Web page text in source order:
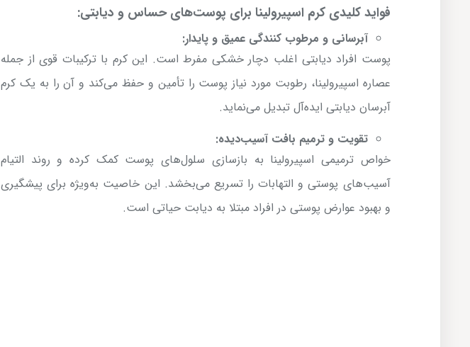
فواید کلیدی کرم اسپیرولینا برای پوست‌های حساس و دیابتی:
آبرسانی و مرطوب کنندگی عمیق و پایدار:
پوست افراد دیابتی اغلب دچار خشکی مفرط است. این کرم با ترکیبات قوی از جمله
عصاره اسپیرولینا، رطوبت مورد نیاز پوست را تأمین و حفظ می‌کند و آن را به یک کرم
آبرسان دیابتی ایده‌آل تبدیل می‌نماید.
تقویت و ترمیم بافت آسیب‌دیده:
خواص ترمیمی اسپیرولینا به بازسازی سلول‌های پوست کمک کرده و روند التیام
آسیب‌های پوستی و التهابات را تسریع می‌بخشد. این خاصیت به‌ویژه برای پیشگیری
و بهبود عوارض پوستی در افراد مبتلا به دیابت حیاتی است.